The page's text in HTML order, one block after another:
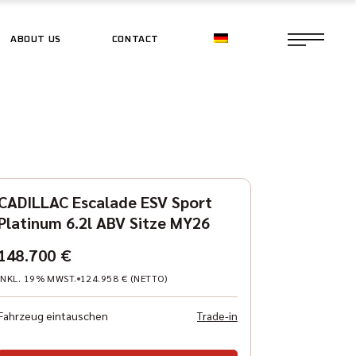
ABOUT US CONTACT
SHOP
Escalade ESV Sport
6.2l ABV Sitze MY26
€
19% MWST. 124.958 € (NETTO)
eintauschen Trade-in